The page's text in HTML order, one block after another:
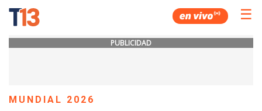
☰
PUBLICIDAD
MUNDIAL 2026